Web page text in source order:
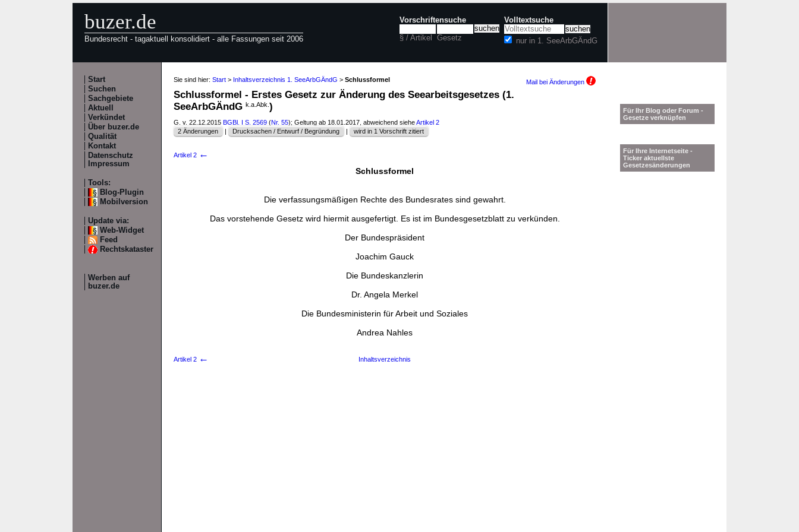
buzer.de
Bundesrecht - tagaktuell konsolidiert - alle Fassungen seit 2006
Vorschriftensuche
§ / Artikel Gesetz
Volltextsuche
nur in 1. SeeArbGÄndG
Start
Suchen
Sachgebiete
Aktuell
Verkündet
Über buzer.de
Qualität
Kontakt
Datenschutz
Impressum
Tools:
Blog-Plugin
Mobilversion
Update via:
Web-Widget
Feed
Rechtskataster
Werben auf
buzer.de
Sie sind hier: Start > Inhaltsverzeichnis 1. SeeArbGÄndG > Schlussformel Mail bei Änderungen
Schlussformel - Erstes Gesetz zur Änderung des Seearbeitsgesetzes (1.
SeeArbGÄndG k.a.Abk. )
G. v. 22.12.2015 BGBl. I S. 2569 (Nr. 55); Geltung ab 18.01.2017, abweichend sieheArtikel 2
2 Änderungen
| Drucksachen / Entwurf / Begründung | wird in 1 Vorschrift zitiert
Artikel 2 ←
Schlussformel
Die verfassungsmäßigen Rechte des Bundesrates sind gewahrt.
Das vorstehende Gesetz wird hiermit ausgefertigt. Es ist im Bundesgesetzblatt zu verkünden.
Der Bundespräsident
Joachim Gauck
Die Bundeskanzlerin
Dr. Angela Merkel
Die Bundesministerin für Arbeit und Soziales
Andrea Nahles
Artikel 2 ← Inhaltsverzeichnis
Für Ihr Blog oder Forum -
Gesetze verknüpfen
Für Ihre Internetseite -
Ticker aktuellste
Gesetzesänderungen